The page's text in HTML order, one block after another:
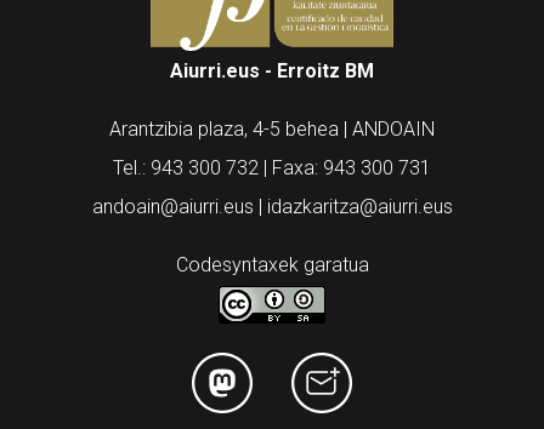
Aiurri.eus - Erroitz BM
Arantzibia plaza, 4-5 behea | ANDOAIN
Tel.: 943 300 732 | Faxa: 943 300 731
andoain@aiurri.eus | idazkaritza@aiurri.eus
Codesyntaxek garatua